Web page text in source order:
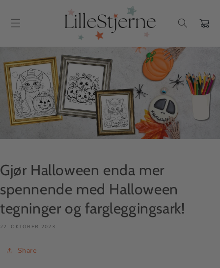
innholdet
Gjør Halloween enda mer
spennende med Halloween
tegninger og fargleggingsark!
22. OKTOBER 2023
Share